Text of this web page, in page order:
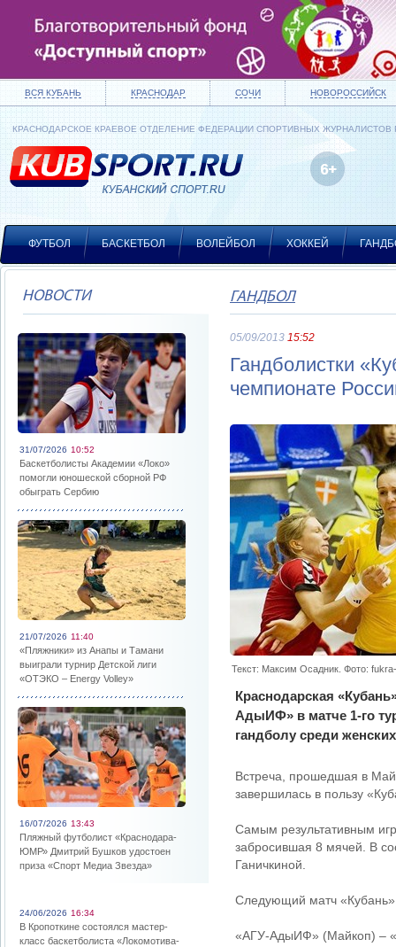
ВСЯ КУБАНЬ КРАСНОДАР СОЧИ НОВОРОССИЙСК
КРАСНОДАРСКОЕ КРАЕВОЕ ОТДЕЛЕНИЕ ФЕДЕРАЦИИ СПОРТИВНЫХ ЖУРНАЛИСТОВ
ФУТБОЛ БАСКЕТБОЛ ВОЛЕЙБОЛ ХОККЕЙ
НОВОСТИ
31/07/2026 10:52
Баскетболисты Академии «Локо»
помогли юношеской сборной РФ
обыграть Сербию
21/07/2026 11:40
«Пляжники» из Анапы и Тамани
выиграли турнир Детской лиги
«ОТЭКО – Energy Volley»
16/07/2026 13:43
Пляжный футболист «Краснодара-
ЮМР» Дмитрий Бушков удостоен
приза «Спорт Медиа Звезда»
24/06/2026 16:34
В Кропоткине состоялся мастер-
класс баскетболиста «Локомотива-
ГАНДБОЛ
05/09/2013 15:52
Гандболистки
чемпионате
Текст: Максим Осадник. Фото:
Краснодарская
АдыИФ» в матче 1-го
гандболу среди
Встреча, прошедшая в
завершилась в пользу
Самым результативным
забросившая 8 мячей. В
Ганичкиной.
Следующий матч «Кубань»
«АГУ-АдыИФ» (Майкоп) –